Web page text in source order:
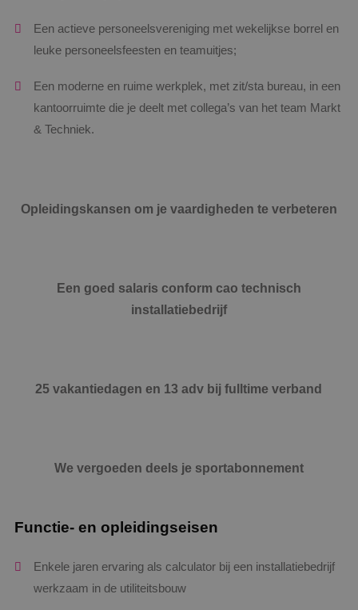
Een actieve personeelsvereniging met wekelijkse borrel en
leuke personeelsfeesten en teamuitjes;
Een moderne en ruime werkplek, met zit/sta bureau, in een
kantoorruimte die je deelt met collega’s van het team Markt
& Techniek.
Opleidingskansen om je vaardigheden te verbeteren
Een goed salaris conform cao technisch
installatiebedrijf
25 vakantiedagen en 13 adv bij fulltime verband
We vergoeden deels je sportabonnement
Functie- en opleidingseisen
Enkele jaren ervaring als calculator bij een installatiebedrijf
werkzaam in de utiliteitsbouw